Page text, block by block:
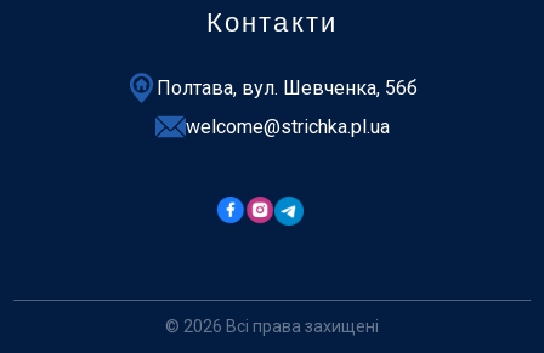
Контакти
Полтава, вул. Шевченка, 56б
welcome@strichka.pl.ua
© 2026 Всі права захищені